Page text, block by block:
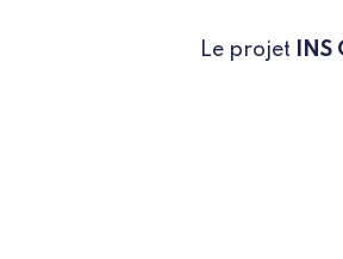
Le projet INS